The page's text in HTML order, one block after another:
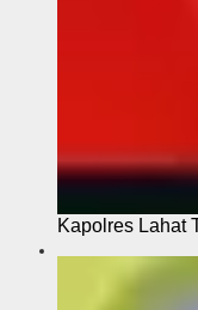
Kapolres Lahat